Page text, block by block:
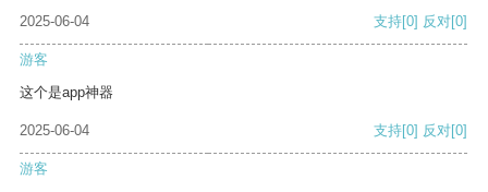
2025-06-04
支持[0] 反对[0]
游客
这个是app神器
2025-06-04 支持[0] 反对[0]
游客